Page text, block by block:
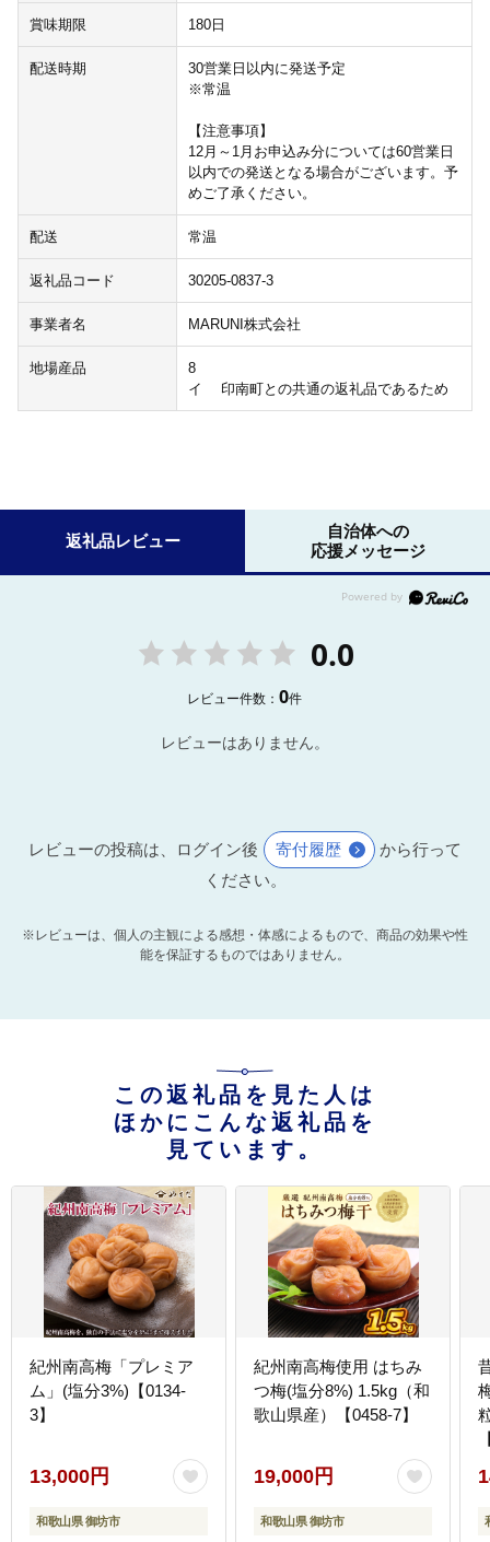
賞味期限 180日
配送時期
30営業日以内に発送予定
※常温
【注意事項】
12月～1月お申込み分については60営業日
以内での発送となる場合がございます。予
めご了承ください。
配送 常温
返礼品コード 30205-0837-3
事業者名 MARUNI株式会社
地場産品
8
イ 印南町との共通の返礼品であるため
返礼品レビュー
自治体への
応援メッセージ
0.0
レビュー件数：0件
レビューはありません。
レビューの投稿は、ログイン後 寄付履歴
から行って
ください。
※レビューは、個人の主観による感想・体感によるもので、商品の効果や性
能を保証するものではありません。
この返礼品を見た人は
ほかにこんな返礼品を
見ています。
紀州南高梅「プレミア
ム」(塩分3%)【0134-
3】
13,000円
和歌山県 御坊市
紀州南高梅使用 はちみ
つ梅(塩分8%) 1.5kg（和
歌山県産）【0458-7】
19,000円
和歌山県 御坊市